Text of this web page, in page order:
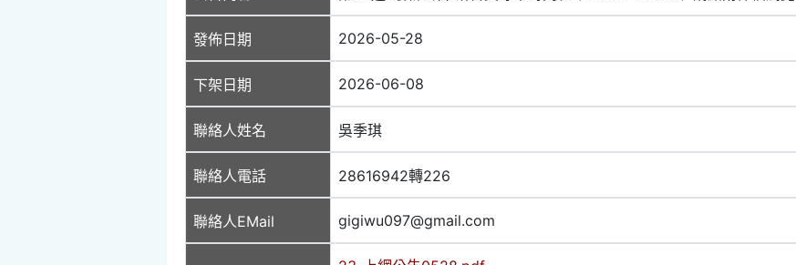
發佈日期 2026-05-28
下架日期 2026-06-08
聯絡人姓名 吳季琪
聯絡人電話 28616942轉226
聯絡人EMail gigiwu097@gmail.com